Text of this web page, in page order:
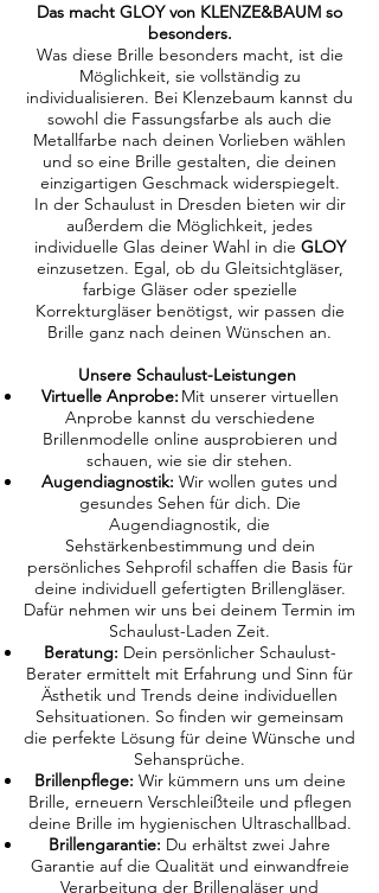
Das macht GLOY von KLENZE&BAUM so
besonders.
Was diese Brille besonders macht, ist die
Möglichkeit, sie vollständig zu
individualisieren. Bei Klenzebaum kannst du
sowohl die Fassungsfarbe als auch die
Metallfarbe nach deinen Vorlieben wählen
und so eine Brille gestalten, die deinen
einzigartigen Geschmack widerspiegelt.
In der Schaulust in Dresden bieten wir dir
außerdem die Möglichkeit, jedes
individuelle Glas deiner Wahl in die GLOY
einzusetzen. Egal, ob du Gleitsichtgläser,
farbige Gläser oder spezielle
Korrekturgläser benötigst, wir passen die
Brille ganz nach deinen Wünschen an.
Unsere Schaulust-Leistungen
Virtuelle Anprobe: Mit unserer virtuellen
Anprobe kannst du verschiedene
Brillenmodelle online ausprobieren und
schauen, wie sie dir stehen.
Augendiagnostik: Wir wollen gutes und
gesundes Sehen für dich. Die
Augendiagnostik, die
Sehstärkenbestimmung und dein
persönliches Sehprofil schaffen die Basis für
deine individuell gefertigten Brillengläser.
Dafür nehmen wir uns bei deinem Termin im
Schaulust-Laden Zeit.
Beratung: Dein persönlicher Schaulust-
Berater ermittelt mit Erfahrung und Sinn für
Ästhetik und Trends deine individuellen
Sehsituationen. So finden wir gemeinsam
die perfekte Lösung für deine Wünsche und
Sehansprüche.
Brillenpflege: Wir kümmern uns um deine
Brille, erneuern Verschleißteile und pflegen
deine Brille im hygienischen Ultraschallbad.
Brillengarantie: Du erhältst zwei Jahre
Garantie auf die Qualität und einwandfreie
Verarbeitung der Brillengläser und